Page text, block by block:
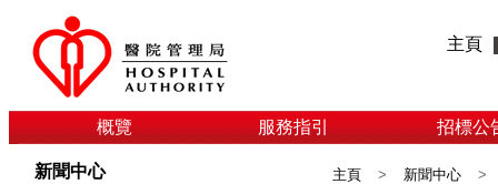
主頁
概覽 服務指引 招標公
新聞中心 主頁 > 新聞中心 >